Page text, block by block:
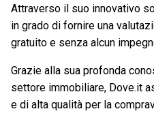
Attraverso il suo innovativo
in grado di fornire una
gratuito e senza alcun
Grazie alla sua profonda
settore immobiliare, Dove.it
e di alta qualità per la